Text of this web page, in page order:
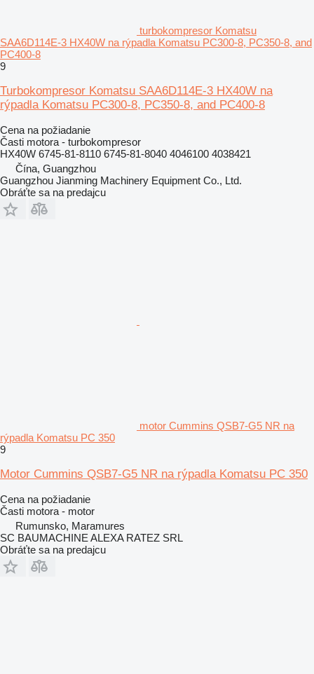
turbokompresor Komatsu
SAA6D114E-3 HX40W na rýpadla Komatsu PC300-8, PC350-8, and
PC400-8
9
Turbokompresor Komatsu SAA6D114E-3 HX40W na
rýpadla Komatsu PC300-8, PC350-8, and PC400-8
Cena na požiadanie
Časti motora - turbokompresor
HX40W 6745-81-8110 6745-81-8040 4046100 4038421
Čína, Guangzhou
Guangzhou Jianming Machinery Equipment Co., Ltd.
Obráťte sa na predajcu
motor Cummins QSB7-G5 NR na
rýpadla Komatsu PC 350
9
Motor Cummins QSB7-G5 NR na rýpadla Komatsu PC 350
Cena na požiadanie
Časti motora - motor
Rumunsko, Maramures
SC BAUMACHINE ALEXA RATEZ SRL
Obráťte sa na predajcu